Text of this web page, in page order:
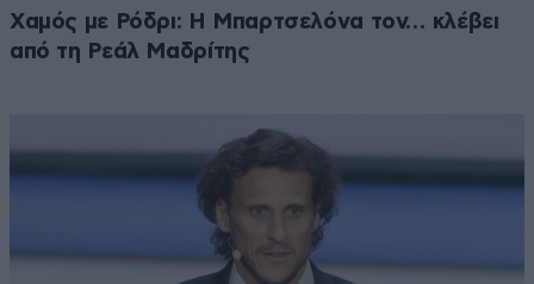
Χαμός με Ρόδρι: Η Μπαρτσελόνα τον… κλέβει
από τη Ρεάλ Μαδρίτης